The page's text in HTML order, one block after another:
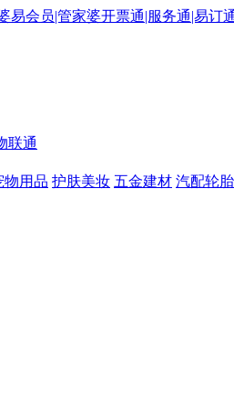
联通
物用品 护肤美妆 五金建材 汽配轮胎